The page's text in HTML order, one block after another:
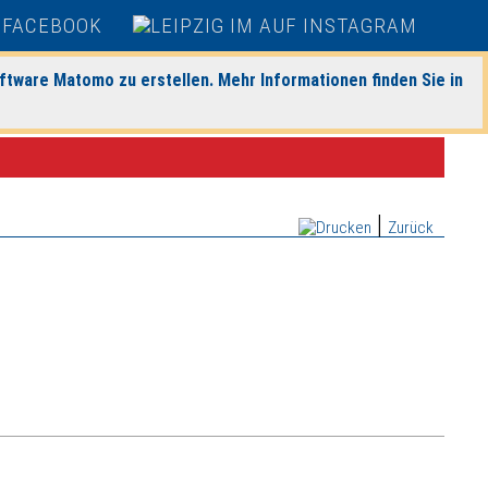
Matomo zu erstellen. Mehr Informationen finden Sie in
Zurück